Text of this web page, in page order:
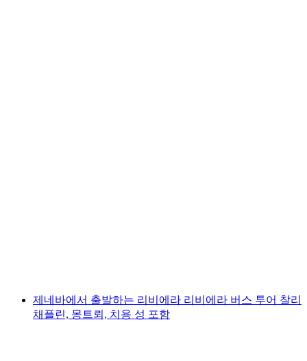
제네바에서 출발하는 리비에라 리비에라 버스 투어 찰리
채플린, 몽트뢰, 치용 성 포함